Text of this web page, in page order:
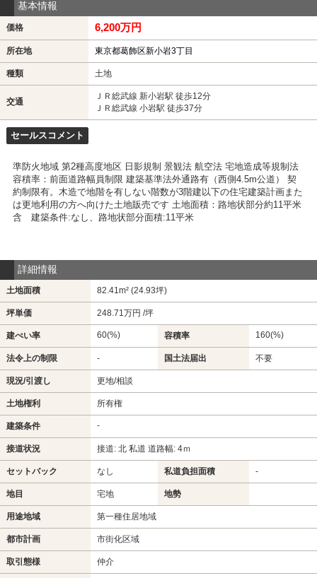
基本情報
価格 6,200万円
所在地 東京都葛飾区新小岩3丁目
種類 土地
交通
ＪＲ総武線 新小岩駅 徒歩12分
ＪＲ総武線 小岩駅 徒歩37分
セールスコメント
準防火地域 第2種高度地区 日影規制 景観法 航空法 宅地造成等規制法
容積率：前面道路幅員制限 建築基準法外通路有（西側4.5m公道） 契
約制限有。木造で地階を有しない階数が3階建以下の住宅建築計画また
は更地利用の方へ向けた土地販売です 土地面積：路地状部分約11平米
含 建築条件:なし、路地状部分面積:11平米
詳細情報
土地面積 82.41m² (24.93坪)
坪単価 248.71万円 /坪
建ぺい率 60(%) 容積率 160(%)
法令上の制限 - 国土法届出 不要
現況/引渡し 更地/相談
土地権利 所有権
建築条件 -
接道状況 接道: 北 私道 道路幅: 4ｍ
セットバック なし 私道負担面積 -
地目 宅地 地勢
用途地域 第一種住居地域
都市計画 市街化区域
取引態様 仲介